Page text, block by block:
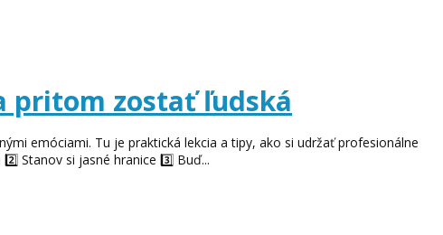
pritom zostať ľudská
emóciami. Tu je praktická lekcia a tipy, ako si udržať profesionálne
Stanov si jasné hranice 3️⃣ Buď...